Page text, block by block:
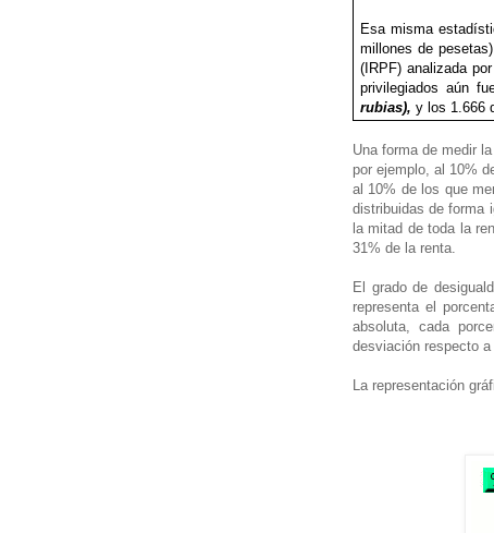
Esa misma
millones de
(IRPF) analizada
privilegiados aún
rubias), y los 1.666
Una forma de medir
por ejemplo, al 10%
al 10% de los que
distribuidas de forma
la mitad de toda la
31% de la renta.
El grado de
representa el
absoluta, cada
desviación respecto
La representación